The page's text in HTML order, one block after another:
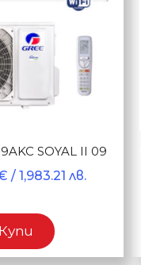
SOYAL II 09
/ 1,983.21 лв.
Купи